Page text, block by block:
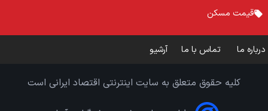
قیمت مسکن
درباره ما تماس با ما آرشیو
کلیه حقوق متعلق به سایت اینترنتی اقتصاد ایرانی است